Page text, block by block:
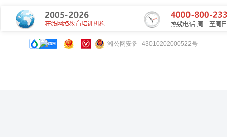
湘公网安备 43010202000522号